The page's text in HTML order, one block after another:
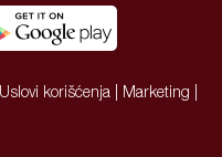
Uslovi korišćenja Marketing